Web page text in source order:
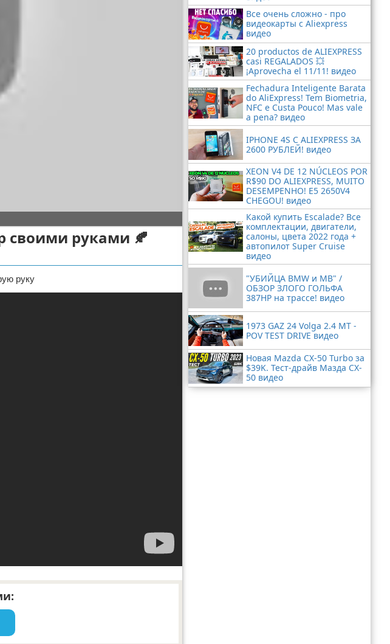
своими руками 🍂
руку
Все очень сложно - про
видеокарты с Aliexpress
видео
20 productos de ALIEXPRESS
casi REGALADOS 💥
¡Aprovecha el 11/11! видео
Fechadura Inteligente Barata
do AliExpress! Tem Biometria,
NFC e Custa Pouco! Mas vale
a pena? видео
IPHONE 4S С ALIEXPRESS ЗА
2600 РУБЛЕЙ! видео
XEON V4 DE 12 NÚCLEOS POR
R$90 DO ALIEXPRESS, MUITO
DESEMPENHO! E5 2650V4
CHEGOU! видео
Какой купить Escalade? Все
комплектации, двигатели,
салоны, цвета 2022 года +
автопилот Super Cruise
видео
"УБИЙЦА BMW и MB" /
ОБЗОР ЗЛОГО ГОЛЬФА
387HP на трассе! видео
1973 GAZ 24 Volga 2.4 MT -
POV TEST DRIVE видео
Новая Mazda CX-50 Turbo за
$39K. Тест-драйв Мазда CX-
50 видео